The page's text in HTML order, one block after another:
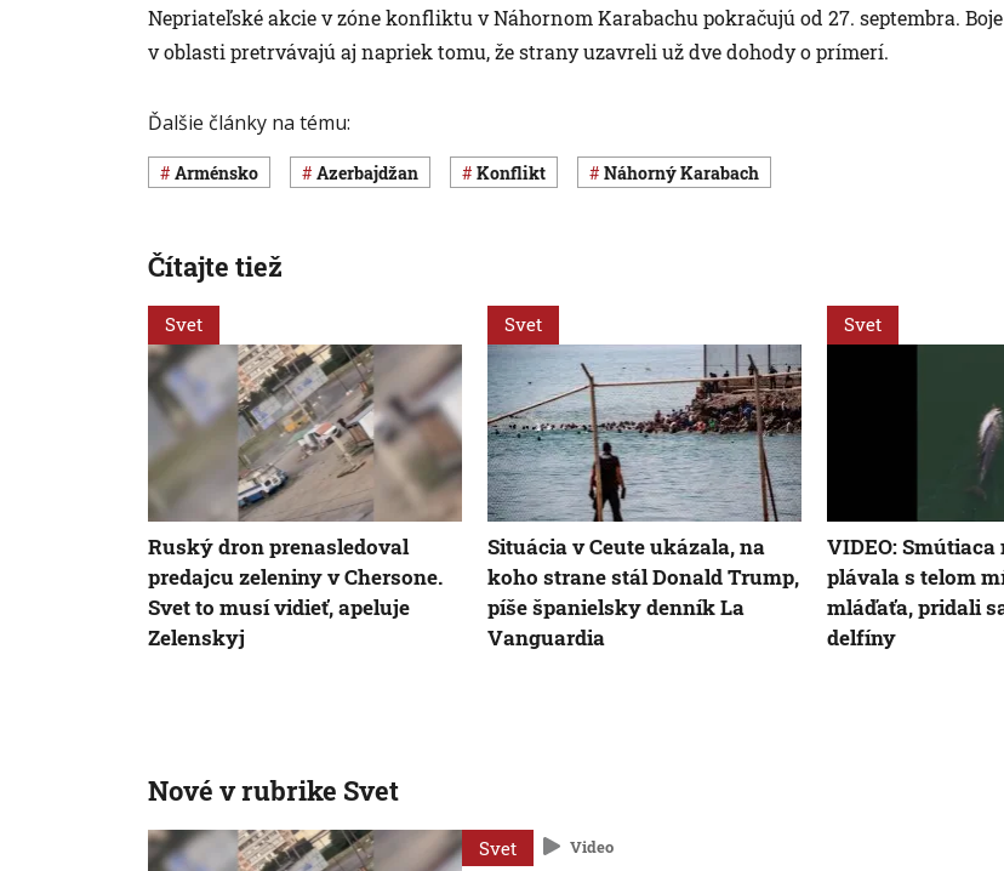
Nepriateľské akcie v zóne konfliktu v Náhornom Karabachu pokračujú od 27. septembra. Boje
v oblasti pretrvávajú aj napriek tomu, že strany uzavreli už dve dohody o prímerí.
Ďalšie články na tému:
Arménsko Azerbajdžan konflikt Náhorný Karabach
Čítajte tiež
Svet
Ruský dron prenasledoval
predajcu zeleniny v Chersone.
Svet to musí vidieť, apeluje
Zelenskyj
Svet
Situácia v Ceute ukázala, na
koho strane stál Donald Trump,
píše španielsky denník La
Vanguardia
Svet
VIDEO:
plávala s telom
mláďaťa, pridali
delfíny
Nové v rubrike Svet
Svet Video